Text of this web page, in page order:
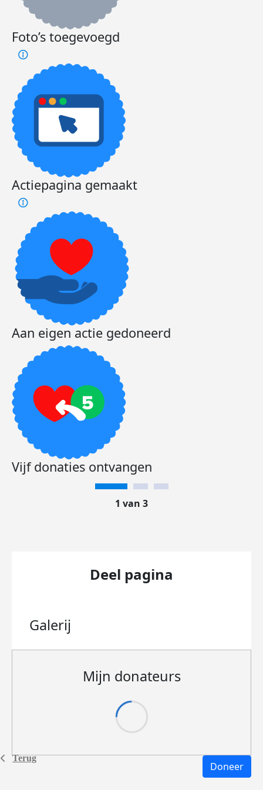
Terug
Foto’s toegevoegd
Actiepagina gemaakt
Aan eigen actie gedoneerd
Vijf donaties ontvangen
1 van 3
Deel pagina
Galerij
Mijn donateurs
Doneer